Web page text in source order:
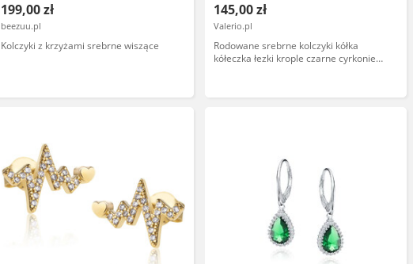
199,00 zł
beezuu.pl
Kolczyki z krzyżami srebrne wiszące
145,00 zł
Valerio.pl
Rodowane srebrne kolczyki kółka
kółeczka łezki krople czarne cyrkonie